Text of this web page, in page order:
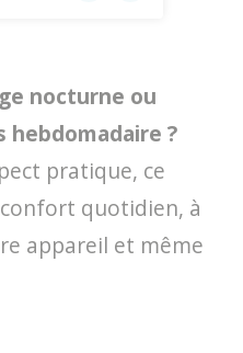
nocturne ou
hebdomadaire ?
pratique, ce
quotidien, à
appareil et même